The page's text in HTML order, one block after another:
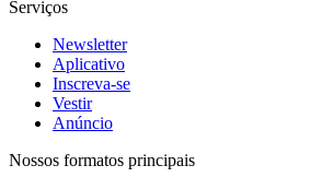
Serviços
Newsletter
Aplicativo
Inscreva-se
Vestir
Anúncio
Nossos formatos principais